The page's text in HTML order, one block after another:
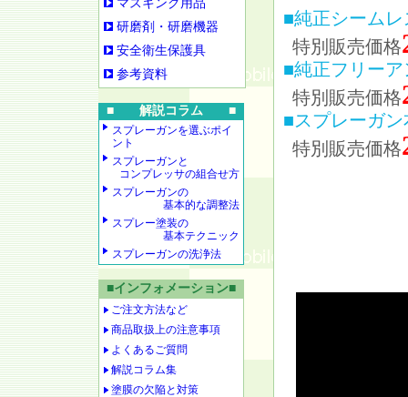
マスキング用品
研磨剤・研磨機器
安全衛生保護具
参考資料
■ 解説コラム ■
スプレーガンを選ぶポイ
ント
スプレーガンと
コンプレッサの組合せ方
スプレーガンの
基本的な調整法
スプレー塗装の
基本テクニック
スプレーガンの洗浄法
■インフォメーション■
ご注文方法など
商品取扱上の注意事項
よくあるご質問
解説コラム集
塗膜の欠陥と対策
■純正シーム
特別販売価格
■純正フリー
特別販売価格
■スプレーガ
特別販売価格